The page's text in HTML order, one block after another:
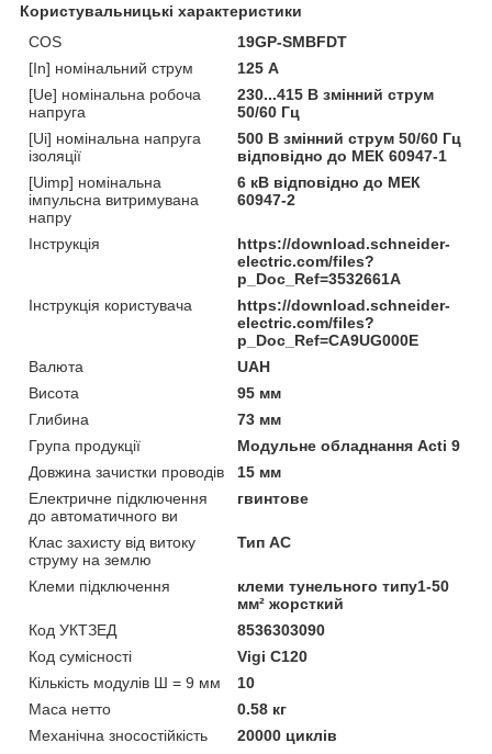
Користувальницькі характеристики
COS
19GP-SMBFDT
[In] номінальний струм
125 А
[Ue] номінальна робоча
напруга
230...415 В змінний струм
50/60 Гц
[Ui] номінальна напруга
ізоляції
500 В змінний струм 50/60 Гц
відповідно до МЕК 60947-1
[Uimp] номінальна
імпульсна витримувана
напру
6 кВ відповідно до МЕК
60947-2
Інструкція
https://download.schneider-
electric.com/files?
p_Doc_Ref=3532661A
Інструкція користувача
https://download.schneider-
electric.com/files?
p_Doc_Ref=CA9UG000E
Валюта
UAH
Висота
95 мм
Глибина
73 мм
Група продукції
Модульне обладнання Acti 9
Довжина зачистки проводів
15 мм
Електричне підключення
до автоматичного ви
гвинтове
Клас захисту від витоку
струму на землю
Тип АС
Клеми підключення
клеми тунельного типу1-50
мм² жорсткий
Код УКТЗЕД
8536303090
Код сумісності
Vigi C120
Кількість модулів Ш = 9 мм
10
Маса нетто
0.58 кг
Механічна зносостійкість
20000 циклів